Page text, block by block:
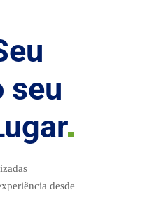
seu
desde